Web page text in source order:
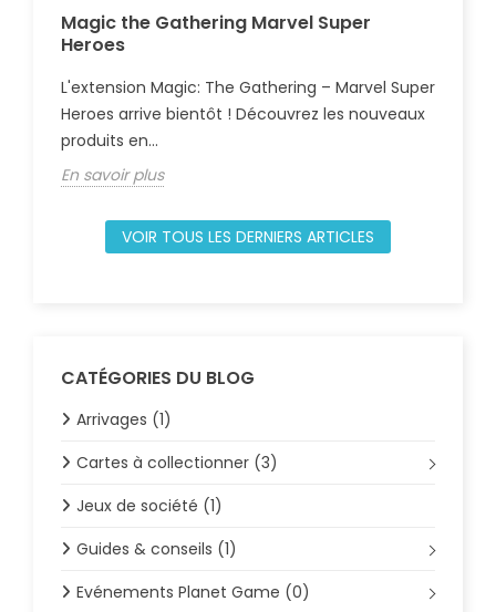
Magic the Gathering Marvel Super
Heroes
L'extension Magic: The Gathering – Marvel Super
Heroes arrive bientôt ! Découvrez les nouveaux
produits en...
En savoir plus
VOIR TOUS LES DERNIERS ARTICLES
CATÉGORIES DU BLOG
Arrivages (1)
Cartes à collectionner (3)
Jeux de société (1)
Guides & conseils (1)
Evénements Planet Game (0)